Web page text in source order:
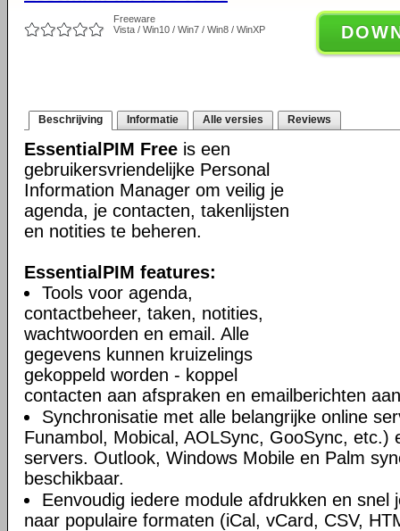
Freeware
Vista / Win10 / Win7 / Win8 / WinXP
Beschrijving Informatie Alle versies Reviews
EssentialPIM Free is een
gebruikersvriendelijke Personal
Information Manager om veilig je
agenda, je contacten, takenlijsten
en notities te beheren.
EssentialPIM features:
Tools voor agenda,
contactbeheer, taken, notities,
wachtwoorden en email. Alle
gegevens kunnen kruizelings
gekoppeld worden - koppel
contacten aan afspraken en emailberichten
Synchronisatie met alle belangrijke online
Funambol, Mobical, AOLSync, GooSync, etc.)
servers. Outlook, Windows Mobile en Palm
beschikbaar.
Eenvoudig iedere module afdrukken en snel
naar populaire formaten (iCal, vCard, CSV,